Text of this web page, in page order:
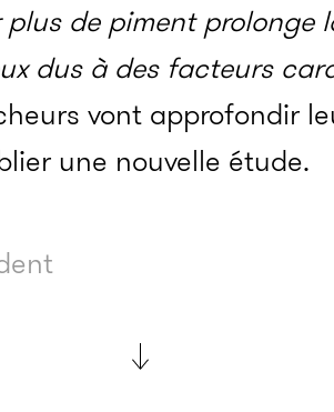
de piment prolonge
dus à des facteurs
vont approfondir
une nouvelle étude.